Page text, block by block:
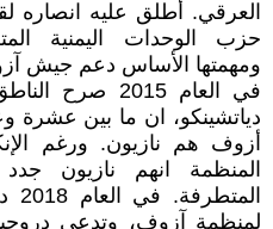
العرقي. أطلق عليه انصاره
ومهمتها الأساس دعم جيش
في العام 2015
دياتشينكو، ان ما بين عشرة
أزوف هم نازيون. ورغم
المنظمة انهم نازيون جدد
لمنظمة آزوف، وتدعى